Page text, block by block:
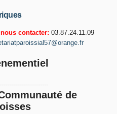
contacter: 03.87.24.11.09
de